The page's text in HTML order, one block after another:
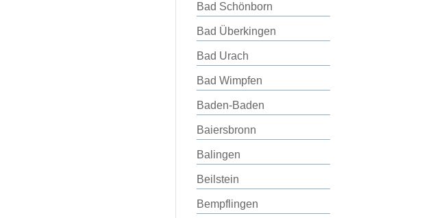
Bad Schönborn
Bad Überkingen
Bad Urach
Bad Wimpfen
Baden-Baden
Baiersbronn
Balingen
Beilstein
Bempflingen